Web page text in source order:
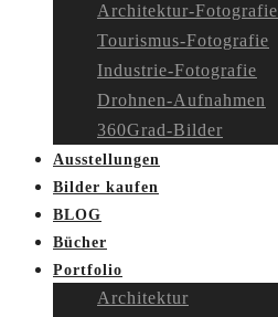
Architektur-Fotografie
Tourismus-Fotografie
Industrie-Fotografie
Drohnen-Aufnahmen
360Grad-Bilder
Ausstellungen
Bilder kaufen
BLOG
Bücher
Portfolio
Architektur